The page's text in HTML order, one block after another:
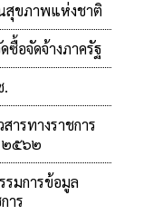
สุขภาพแห่งชาติ
ซื้อจัดจ้างภาครัฐ
.
ารทางราชการ
๕๖๒
รมการข้อมูล
าร